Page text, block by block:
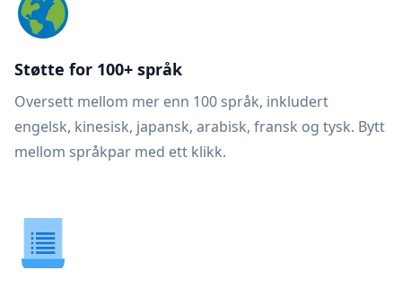
Støtte for 100+ språk
Oversett mellom mer enn 100 språk, inkludert
engelsk, kinesisk, japansk, arabisk, fransk og tysk. Bytt
mellom språkpar med ett klikk.